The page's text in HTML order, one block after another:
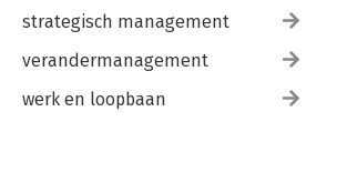
strategisch management
verandermanagement
werk en loopbaan